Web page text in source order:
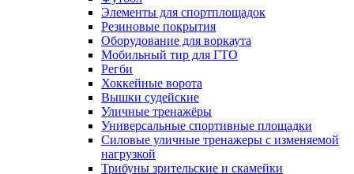
Элементы для спортплощадок
Резиновые покрытия
Оборудование для воркаута
Мобильный тир для ГТО
Регби
Хоккейные ворота
Вышки судейские
Уличные тренажёры
Универсальные спортивные площадки
Силовые уличные тренажеры с изменяемой
нагрузкой
Трибуны зрительские и скамейки